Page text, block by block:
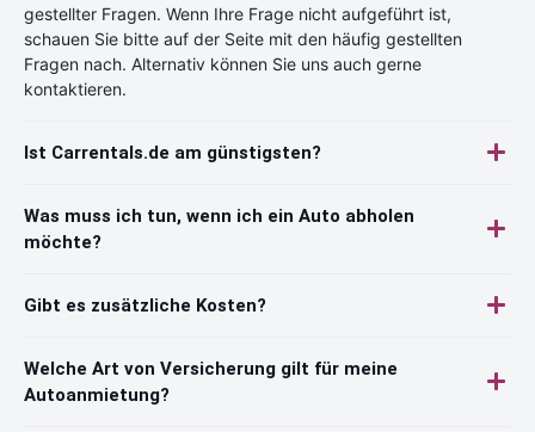
gestellter Fragen. Wenn Ihre Frage nicht aufgeführt ist,
schauen Sie bitte auf der Seite mit den häufig gestellten
Fragen nach. Alternativ können Sie uns auch gerne
kontaktieren.
Ist Carrentals.de am günstigsten?
Was muss ich tun, wenn ich ein Auto abholen
möchte?
Gibt es zusätzliche Kosten?
Welche Art von Versicherung gilt für meine
Autoanmietung?